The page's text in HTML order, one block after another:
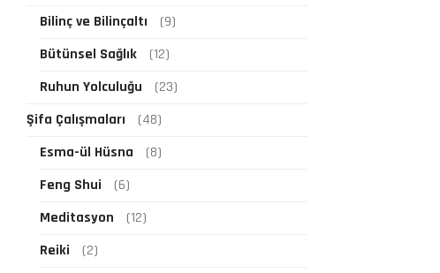
Bilinç ve Bilinçaltı
(9)
Bütünsel Sağlık
(12)
Ruhun Yolculuğu
(23)
Şifa Çalışmaları
(48)
Esma-ül Hüsna
(8)
Feng Shui
(6)
Meditasyon
(12)
Reiki
(2)